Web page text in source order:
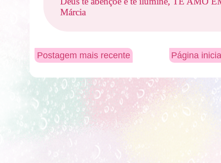
Márcia
Postagem mais recente Página